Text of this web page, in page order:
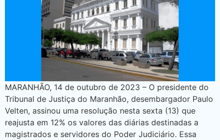
MARANHÃO, 14 de outubro de 2023 – O presidente do
Tribunal de Justiça do Maranhão, desembargador Paulo
Velten, assinou uma resolução nesta sexta (13) que
reajusta em 12% os valores das diárias destinadas a
magistrados e servidores do Poder Judiciário. Essa